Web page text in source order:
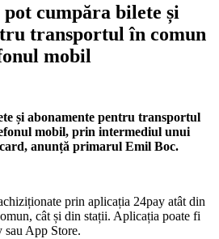
cumpăra bilete și
transportul în comun
mobil
și abonamente pentru transportul
mobil, prin intermediul unui
anunță primarul Emil Boc.
prin aplicația 24pay atât din
cât și din stații. Aplicația poate fi
sau App Store.